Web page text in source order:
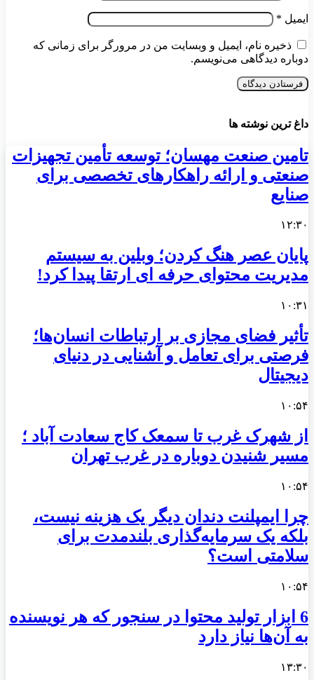
ایمیل *
ذخیره نام، ایمیل و وبسایت من در مرورگر برای زمانی که
دوباره دیدگاهی می‌نویسم.
داغ ترین نوشته ها
تامین صنعت مهسان؛ توسعه تأمین تجهیزات
صنعتی و ارائه راهکارهای تخصصی برای
صنایع
۱۲:۳۰
پایان عصر هنگ کردن؛ وبلین به سیستم
مدیریت محتوای حرفه ای ارتقا پیدا کرد!
۱۰:۳۱
تأثیر فضای مجازی بر ارتباطات انسان‌ها؛
فرصتی برای تعامل و آشنایی در دنیای
دیجیتال
۱۰:۵۴
از شهرک غرب تا سمعک کاج سعادت آباد ؛
مسیر شنیدن دوباره در غرب تهران
۱۰:۵۴
چرا ایمپلنت دندان دیگر یک هزینه نیست،
بلکه یک سرمایه‌گذاری بلندمدت برای
سلامتی است؟
۱۰:۵۴
6 ابزار تولید محتوا در سنجور که هر نویسنده
به آن‌ها نیاز دارد
۱۳:۳۰